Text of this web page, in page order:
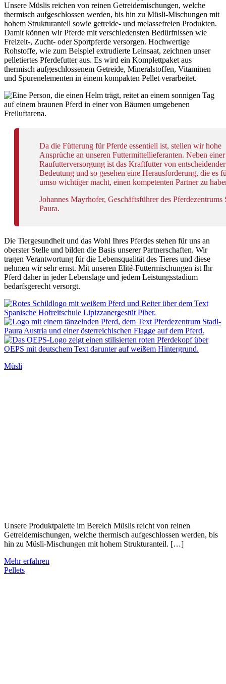
Unsere Müslis reichen von reinen Getreidemischungen, welche
thermisch aufgeschlossen werden, bis hin zu Müsli-Mischungen mit
hohem Strukturanteil sowie getreide- und melassefreien Produkten.
Damit können wir Pferde mit verschiedensten Bedürfnissen wie
Freizeit-, Zucht- oder Sportpferde versorgen. Hochwertige
Rohstoffe, wie zum Beispiel extrudierte Leinsaat, zeichnen unser
pelletiertes Pferdefutter aus. Es wird ein Komplettpaket aus
thermisch aufgeschlossenem Getreide, Mineralstoffen, Vitaminen
und Spurenelementen in einem kompakten Pellet verarbeitet.
Da die Fütterung für Pferde essentiell ist, stellen wir hohe
Ansprüche an unseren Futtermittellieferanten. Neben
Raufutterversorgung ist das Kraftfutter von entscheidender
Bedeutung und so gesehen eine Herausforderung, die es
umso wichtiger macht, einen kompetenten Partner zu
Johannes Mayrhofer, Geschäftsführer des Pferdezentrums
Paura.
Die Tiergesundheit und das Wohl Ihres Pferdes stehen für uns an
oberster Stelle und bilden die Basis unserer Partnerschaften. Wir
tragen Verantwortung für die Lebensqualität des Tieres und diese
nehmen wir sehr ernst. Mit unseren Elité-Futtermischungen ist Ihr
Pferd daher in jeder Lebenslage und jedem Leistungsstadium
bedarfsgerecht versorgt.
Müsli
Unsere Produktpalette im Bereich Müslis reicht von reinen
Getreidemischungen, welche thermisch aufgeschlossen werden, bis
hin zu Müsli-Mischungen mit hohem Strukturanteil. […]
Mehr erfahren
Pellets